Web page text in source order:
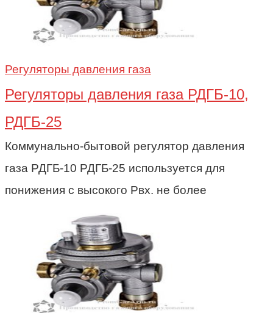
Регуляторы давления газа
Регуляторы давления газа РДГБ-10,
РДГБ-25
Коммунально-бытовой регулятор давления
газа РДГБ-10 РДГБ-25 используется для
понижения с высокого Рвх. не более